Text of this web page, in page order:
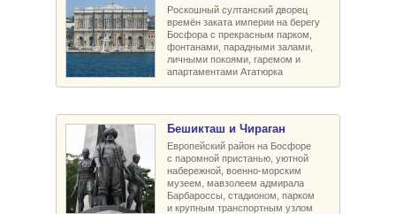
Роскошный султанский дворец
времён заката империи на берегу
Босфора с прекрасным парком,
фонтанами, парадными залами,
личными покоями, гаремом и
апартаментами Ататюрка
Бешикташ и Чираган
Европейский район на Босфоре
с паромной пристанью, уютной
набережной, военно-морским
музеем, мавзолеем адмирала
Барбароссы, стадионом, парком
и крупным транспортным узлом